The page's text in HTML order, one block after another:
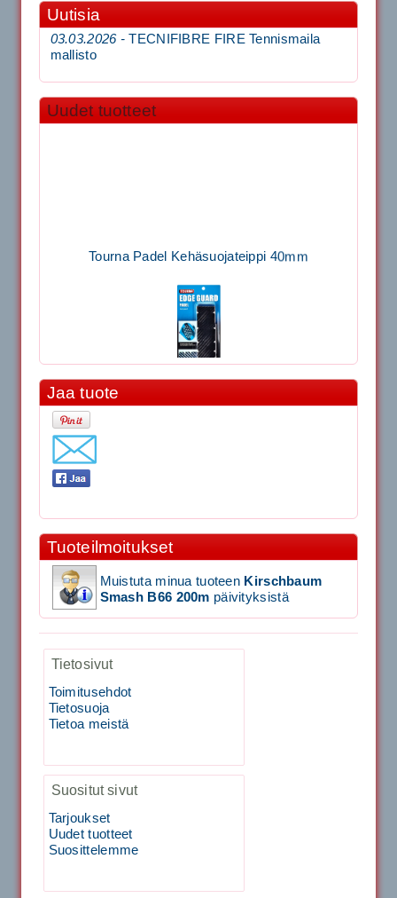
Uutisia
03.03.2026 -TECNIFIBRE FIRE Tennismaila
mallisto
Uudet tuotteet
Tourna Padel Kehäsuojateippi 40mm
Signum S-7000 Jännityskone (Pöytämalli)
1,650.00€
SIGNUM S-7000 &...
Signum S-7000 Jännityskone (Jalustamalli)
40883 Harjasosa hiekkanurmiharjaan
29.00€
Vaihto harjasosa hie...
Kirschbaum Flash Shark 200m
129.00€ 115.00€
Jaa tuote
Tuoteilmoitukset
Muistuta minua tuoteen Kirschbaum
Smash B66 200m päivityksistä
Tietosivut
Toimitusehdot
Tietosuoja
Tietoa meistä
Suositut sivut
Tarjoukset
Uudet tuotteet
Suosittelemme